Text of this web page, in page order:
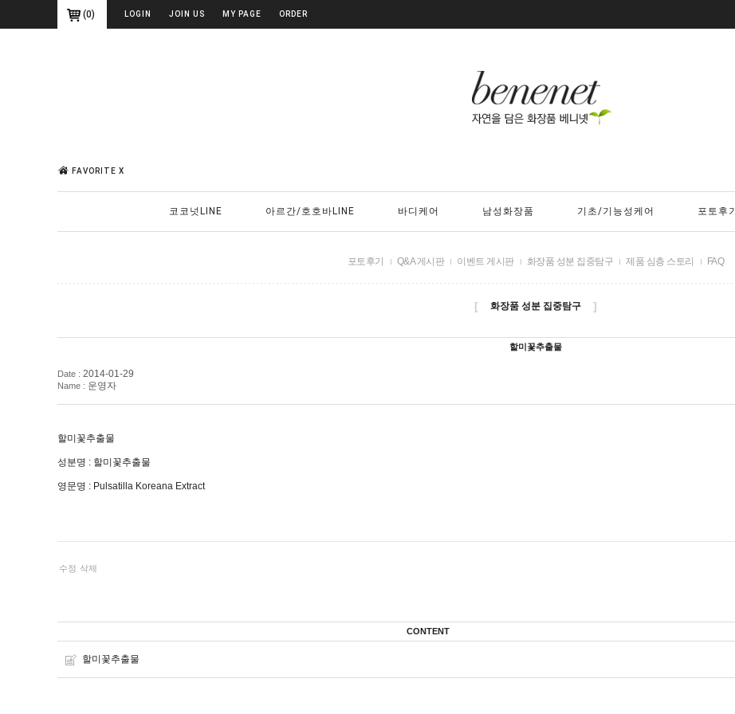
(0) LOGIN JOIN US MY PAGE ORDER
FAVORITE X
코코넛LINE 아르간/호호바LINE 바디케어 남성화장품 기초/기능성케어 포토후기
포토후기 Q&A 게시판 이벤트 게시판 화장품 성분 집중탐구 제품 심층 스토리 FAQ
[ 화장품 성분 집중탐구 ]
할미꽃추출물
Date : 2014-01-29
Name : 운영자
할미꽃추출물
성분명 : 할미꽃추출물
영문명 : Pulsatilla Koreana Extract
수정 삭제
CONTENT
할미꽃추출물